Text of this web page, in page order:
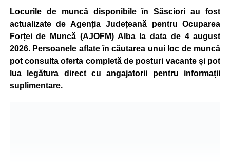
energie electrică din România. O parte din necesarul
energetic este acoperită prin producția proprie de energie,
realizată cu ajutorul panourilor fotovoltaice și al unităților
de cogenerare.
Reprezentanții companiei afirmă că vor continua
colaborarea cu autoritățile și operatorii din domeniul
energetic pentru a contribui la depășirea perioadei dificile
Locurile de muncă disponibile în Săsciori au fost
actualizate de Agenția Județeană pentru Ocuparea
Forței de Muncă (AJOFM) Alba la data de 4 august
2026. Persoanele aflate în căutarea unui loc de muncă
pot consulta oferta completă de posturi vacante și pot
lua legătura direct cu angajatorii pentru informații
suplimentare.